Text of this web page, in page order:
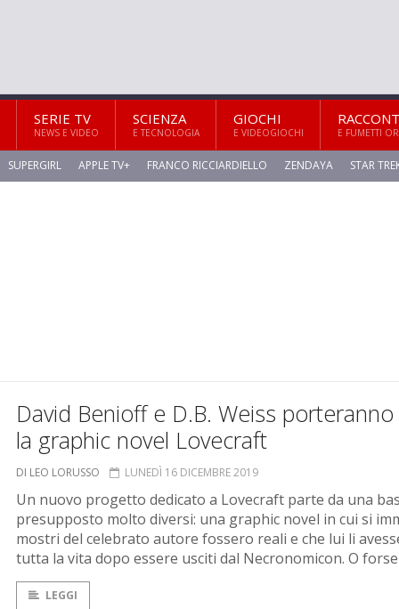
SERIE TV
NEWS E VIDEO
SCIENZA
E TECNOLOGIA
GIOCHI
E VIDEOGIOCHI E FUMETTI
SUPERGIRL APPLE TV+ FRANCO RICCIARDIELLO ZENDAYA STAR
David Benioff e D.B. Weiss porteranno
la graphic novel Lovecraft
DI LEO LORUSSO LUNEDÌ 16 DICEMBRE 2019
Un nuovo progetto dedicato a Lovecraft parte da una
presupposto molto diversi: una graphic novel in cui si
mostri del celebrato autore fossero reali e che lui li
tutta la vita dopo essere usciti dal Necronomicon. O
LEGGI